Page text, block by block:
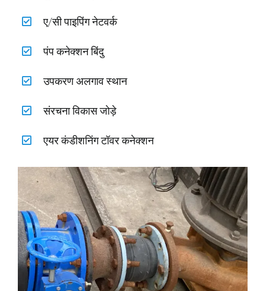
ए/सी पाइपिंग नेटवर्क
पंप कनेक्शन बिंदु
उपकरण अलगाव स्थान
संरचना विकास जोड़े
एयर कंडीशनिंग टॉवर कनेक्शन